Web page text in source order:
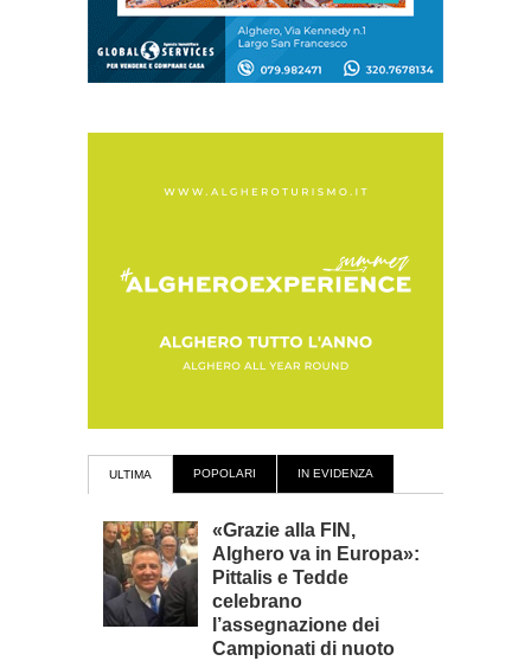
ULTIMA POPOLARI IN EVIDENZA
«Grazie alla FIN,
Alghero va in Europa»:
Pittalis e Tedde
celebrano
l’assegnazione dei
Campionati di nuoto